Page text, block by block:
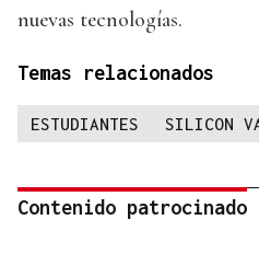
nuevas tecnologías.
Temas relacionados
ESTUDIANTES SILICON
Contenido patrocinado